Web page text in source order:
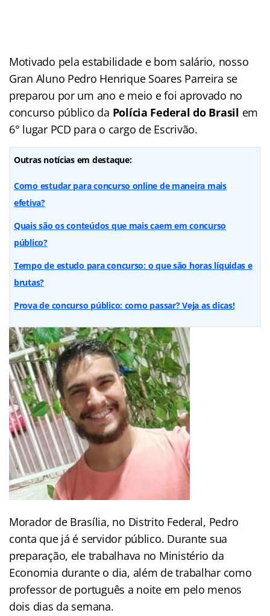
Motivado pela estabilidade e bom salário, nosso
Gran Aluno Pedro Henrique Soares Parreira se
preparou por um ano e meio e foi aprovado no
concurso público da Polícia Federal do Brasil em
6° lugar PCD para o cargo de Escrivão.
Outras notícias em destaque:
Como estudar para concurso online de maneira mais
efetiva?
Quais são os conteúdos que mais caem em concurso
público?
Tempo de estudo para concurso: o que são horas líquidas e
brutas?
Prova de concurso público: como passar? Veja as dicas!
Morador de Brasília, no Distrito Federal, Pedro
conta que já é servidor público. Durante sua
preparação, ele trabalhava no Ministério da
Economia durante o dia, além de trabalhar como
professor de português a noite em pelo menos
dois dias da semana.